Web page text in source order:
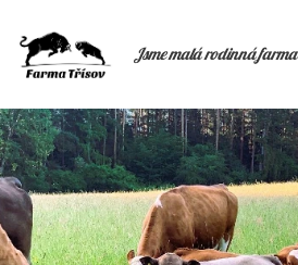
Jsme malá rodinná farma